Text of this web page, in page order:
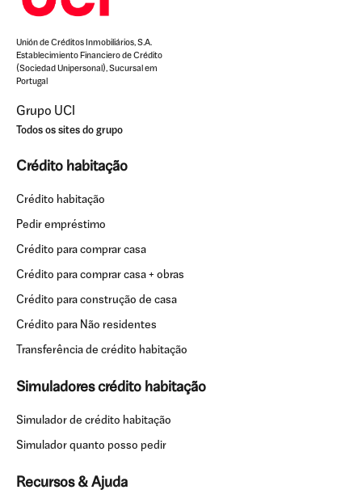
Unión de Créditos Inmobiliários, S.A.
Establecimiento Financiero de Crédito
(Sociedad Unipersonal), Sucursal em
Portugal
Grupo UCI
Todos os sites do grupo
Crédito habitação
Crédito habitação
Pedir empréstimo
Crédito para comprar casa
Crédito para comprar casa + obras
Crédito para construção de casa
Crédito para Não residentes
Transferência de crédito habitação
Simuladores crédito habitação
Simulador de crédito habitação
Simulador quanto posso pedir
Recursos & Ajuda